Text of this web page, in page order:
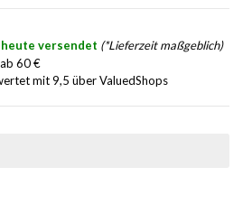
heute versendet (*Lieferzeit maßgeblich)
ab 60 €
mit 9,5 über ValuedShops